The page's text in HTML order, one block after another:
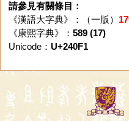
請參見有關條目：
《漢語大字典》：（一版）
《康熙字典》： 589 (17)
Unicode： U+240F1